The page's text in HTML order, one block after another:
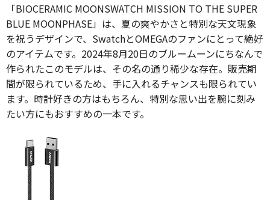
「BIOCERAMIC MOONSWATCH MISSION TO THE SUPER
BLUE MOONPHASE」は、夏の爽やかさと特別な天文現象
を祝うデザインで、SwatchとOMEGAのファンにとって絶好
のアイテムです。2024年8月20日のブルームーンにちなんで
作られたこのモデルは、その名の通り稀少な存在。販売期
間が限られているため、手に入れるチャンスも限られてい
ます。時計好きの方はもちろん、特別な思い出を腕に刻み
たい方にもおすすめの一本です。